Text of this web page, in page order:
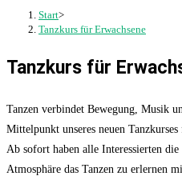
Start>
Tanzkurs für Erwachsene
Tanzkurs für
Tanzen verbindet Bewegung, Musik
Mittelpunkt unseres neuen Tanzkurses
Ab sofort haben alle Interessierten
Atmosphäre das Tanzen zu erlernen